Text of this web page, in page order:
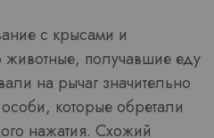
с крысами и
получавшие еду
на рычаг значительно
которые обретали
нажатия. Схожий